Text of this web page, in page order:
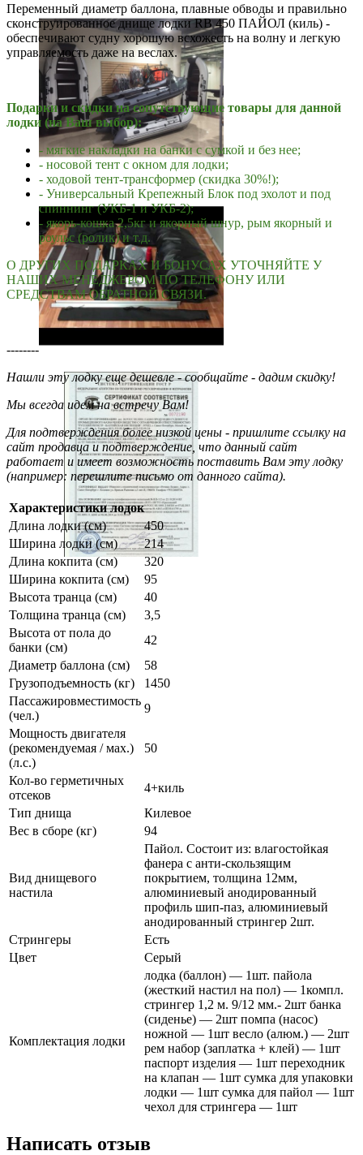
Переменный диаметр баллона, плавные обводы и правильно
сконструированное днище лодки RB 450 ПАЙОЛ (киль) -
обеспечивают судну хорошую всхожесть на волну и легкую
управляемость даже на веслах.
Подарки и скидки на сопутствующие товары для данной
лодки (на Ваш выбор):
- мягкие накладки на банки с сумкой и без нее;
- носовой тент с окном для лодки;
- ходовой тент-трансформер (скидка 30%!);
- Универсальный Крепежный Блок под эхолот и под
спиннинг (УКБ-1 и УКБ-2);
- якорь-кошка 2,5кг и якорный шнур, рым якорный и
роульс (ролик) и т.д.
О ДРУГИХ ПОДАРКАХ И БОНУСАХ УТОЧНЯЙТЕ У
НАШИХ МЕНЕДЖЕРОМ ПО ТЕЛЕФОНУ ИЛИ
СРЕДСТВАМ ОБРАТНОЙ СВЯЗИ.
--------
Нашли эту лодку еще дешевле - сообщайте - дадим скидку!
Мы всегда идем на встречу Вам!
Для подтверждения более низкой цены - пришлите ссылку на
сайт продавца и подтверждение, что данный сайт
работает и имеет возможность поставить Вам эту лодку
(например: перешлите письмо от данного сайта).
Характеристики лодок
Длина лодки (см)
450
Ширина лодки (см)
214
Длина кокпита (см)
320
Ширина кокпита (см)
95
Высота транца (см)
40
Толщина транца (см)
3,5
Высота от пола до
банки (см)
42
Диаметр баллона (см)
58
Грузоподъемность (кг)
1450
Пассажировместимость
(чел.)
9
Мощность двигателя
(рекомендуемая / мах.)
(л.с.)
50
Кол-во герметичных
отсеков
4+киль
Тип днища
Килевое
Вес в сборе (кг)
94
Вид днищевого
настила
Пайол. Состоит из: влагостойкая
фанера с анти-скользящим
покрытием, толщина 12мм,
алюминиевый анодированный
профиль шип-паз, алюминиевый
анодированный стрингер 2шт.
Стрингеры
Есть
Цвет
Серый
Комплектация лодки
лодка (баллон) — 1шт. пайола
(жесткий настил на пол) — 1компл.
стрингер 1,2 м. 9/12 мм.- 2шт банка
(сиденье) — 2шт помпа (насос)
ножной — 1шт весло (алюм.) — 2шт
рем набор (заплатка + клей) — 1шт
паспорт изделия — 1шт переходник
на клапан — 1шт сумка для упаковки
лодки — 1шт сумка для пайол — 1шт
чехол для стрингера — 1шт
Написать отзыв